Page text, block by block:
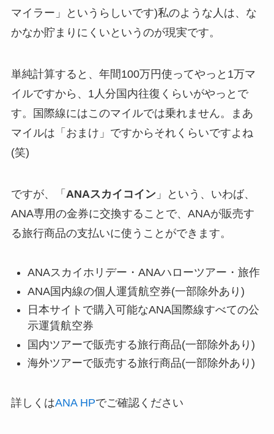
マイラー」というらしいです)私のような人は、な
かなか貯まりにくいというのが現実です。
単純計算すると、年間100万円使ってやっと1万マ
イルですから、1人分国内往復くらいがやっとで
す。国際線にはこのマイルでは乗れません。まあ
マイルは「おまけ」ですからそれくらいですよね
(笑)
ですが、「 ANAスカイコイン」という、いわば、
ANA専用の金券に交換することで、ANAが販売す
る旅行商品の支払いに使うことができます。
ANAスカイホリデー・ANAハローツアー・旅作
ANA国内線の個人運賃航空券(一部除外あり)
日本サイトで購入可能なANA国際線すべての公
示運賃航空券
国内ツアーで販売する旅行商品(一部除外あり)
海外ツアーで販売する旅行商品(一部除外あり)
詳しくはANA HPでご確認ください